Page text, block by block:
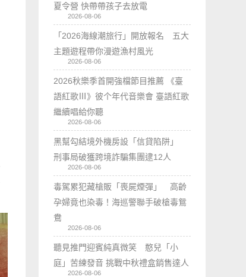
夏令營 快帶帶孩子去放電
2026-08-06
「2026海線潮旅行」開放報名 五大
主題遊程帶你漫遊漁村風光
2026-08-06
2026秋樂季首開強檔節目推薦 《臺
語紅歌Ⅲ》彼个年代音樂會 臺語紅歌
繼續唱給你聽
2026-08-06
黑幫勾結境外機房設「信貸陷阱」
刑事局破獲跨境詐騙集團逮12人
2026-08-06
毒駕累犯藏槍販「喪屍煙彈」 高齡
孕婦竟也染毒！海巡警聯手破槍毒鴛
鴦
2026-08-06
聽見推門迎賓純真微笑 憨兒「小
庭」苦練發音 挑戰中秋禮盒銷售達人
2026-08-06